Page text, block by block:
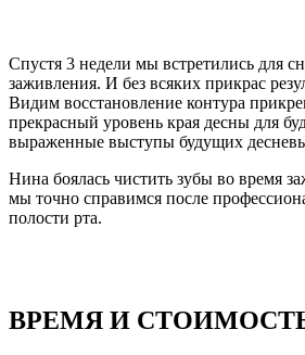
Спустя 3 недели мы встретились для
заживления. И без всяких прикрас
Видим восстановление контура
прекрасный уровень края десны для
выраженные выступы будущих
Нина боялась чистить зубы во время
мы точно справимся после
полости рта.
ВРЕМЯ И